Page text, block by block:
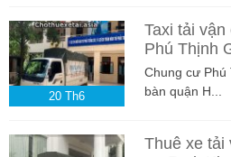
20 Th6
Taxi tải
Phú Thịnh
Chung cư Phú
bàn quận H...
Thuê xe tải